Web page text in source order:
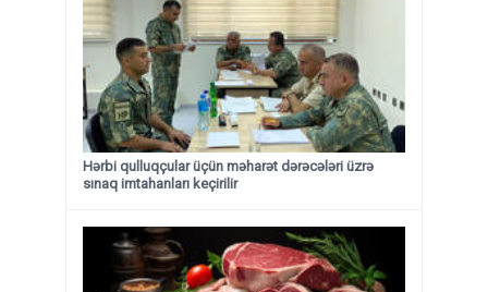
Hərbi qulluqçular üçün məharət dərəcələri üzrə
sınaq imtahanları keçirilir